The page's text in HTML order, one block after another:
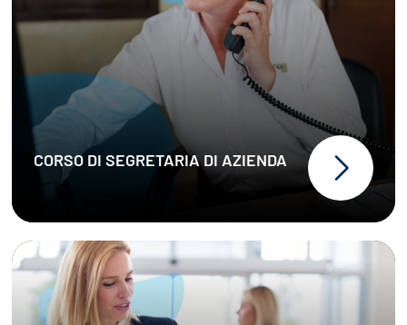
CORSO DI SEGRETARIA DI AZIENDA